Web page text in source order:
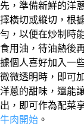
先，準備新鮮的洋
擇橫切或縱切，根
勻，以便在炒制時
食用油，待油熱後
據個人喜好加入一
微微透明時，即可
洋蔥的甜味，還能
出，即可作為配菜
牛肉開始 。